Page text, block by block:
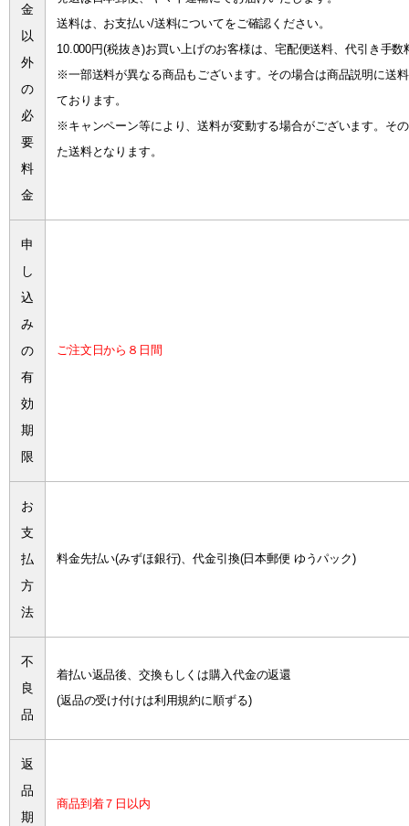
金
以
外
の
必
要
料
金
送料は、お支払い/送料についてをご確認ください。
10.000円(税抜き)お買い上げのお客様は、宅配便送料、代引き手
※一部送料が異なる商品もございます。その場合は商品説明に送
ております。
※キャンペーン等により、送料が変動する場合がございます。そ
た送料となります。
申
し
込
み
の
有
効
期
限
ご注文日から８日間
お
支
払
方
法
料金先払い(みずほ銀行)、代金引換(日本郵便 ゆうパック)
不
良
品
着払い返品後、交換もしくは購入代金の返還
(返品の受け付けは利用規約に順ずる)
返
品
期
商品到着７日以内